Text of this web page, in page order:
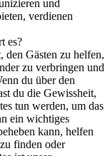
und
verdienen
es?
den Gästen zu helfen,
zu verbringen und
du über den
du die Gewissheit,
tun werden, um das
ein wichtiges
kann, helfen
finden oder